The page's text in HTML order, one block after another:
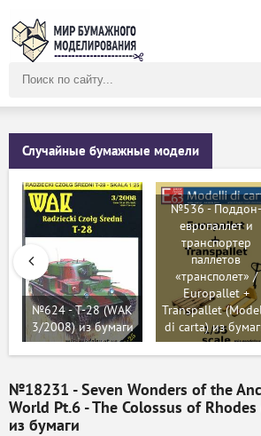
сайту
Случайные бумажные модели
№624 - Т-28 (WAK
3/2008) из бумаги
№536 - Поддон-
европаллет и
транспортер
паллетов
«трансполет» /
Europallet +
Transpallet
di carta) из
№18231 - Seven Wonders of the
World Pt.6 - The Colossus of
из бумаги